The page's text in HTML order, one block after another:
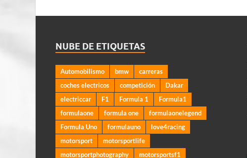
NUBE DE ETIQUETAS
Automobilismo bmw
carreras
coches electricos
competición
Dakar
electriccar
F1 Formula 1
Formula1
formulaone
formula one
formulaonelegend
Formula Uno
formulauno
love4racing
motorsport
motorsportlife
motorsportphotography
motorsportsf1